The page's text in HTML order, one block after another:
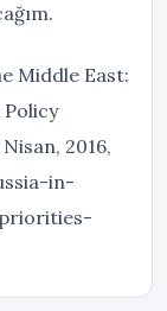
Middle East:
2016,
in-